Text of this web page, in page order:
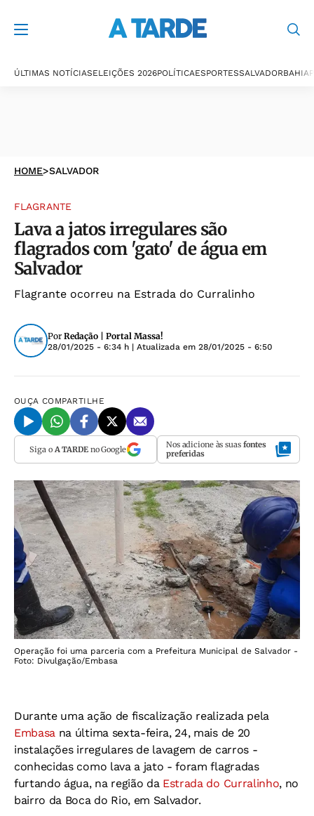
ÚLTIMAS NOTÍCIASELEIÇÕES 2026POLÍTICAESPORTESSALVADORBAHIA
HOME>SALVADOR
FLAGRANTE
Lava a jatos irregulares são
flagrados com 'gato' de água em
Salvador
Flagrante ocorreu na Estrada do Curralinho
Por Redação | Portal Massa!
28/01/2025 - 6:34 h | Atualizada em 28/01/2025 - 6:50
OUÇA COMPARTILHE
Siga o A TARDEno Google Nos adicione às suas fontes
preferidas
Operação foi uma parceria com a Prefeitura Municipal de Salvador -
Foto: Divulgação/Embasa
Durante uma ação de fiscalização realizada pela
Embasa na última sexta-feira, 24, mais de 20
instalações irregulares de lavagem de carros -
conhecidas como lava a jato - foram flagradas
furtando água, na região daEstrada do Curralinho, no
bairro da Boca do Rio, em Salvador.